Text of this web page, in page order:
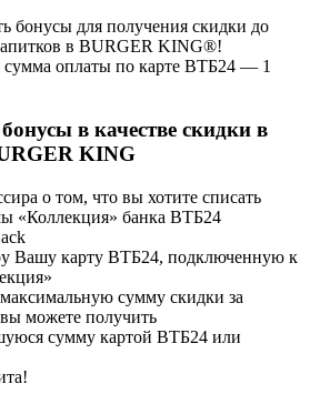
бонусы для получения скидки до
в BURGER KING®!
оплаты по карте ВТБ24 — 1
в качестве скидки в
KING
о том, что вы хотите списать
«Коллекция» банка ВТБ24
Вашу карту ВТБ24, подключенную к
сумму скидки за
можете получить
сумму картой ВТБ24 или